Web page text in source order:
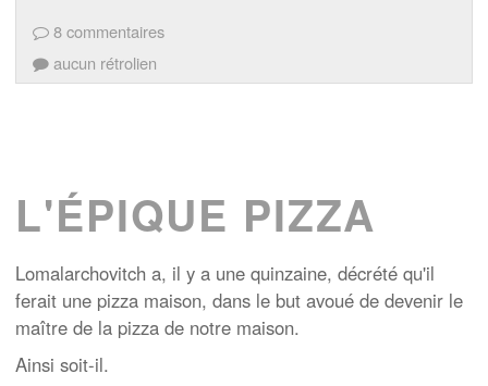
8 commentaires
aucun rétrolien
L'ÉPIQUE PIZZA
Lomalarchovitch a, il y a une quinzaine, décrété qu'il
ferait une pizza maison, dans le but avoué de devenir le
maître de la pizza de notre maison.
Ainsi soit-il.